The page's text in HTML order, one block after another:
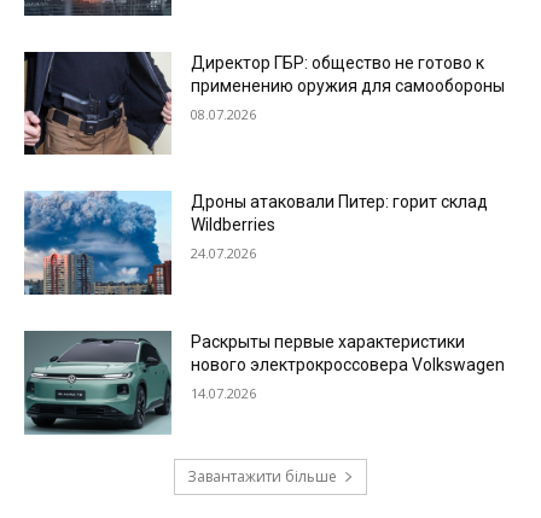
Директор ГБР: общество не готово к
применению оружия для самообороны
08.07.2026
Дроны атаковали Питер: горит склад
Wildberries
24.07.2026
Раскрыты первые характеристики
нового электрокроссовера Volkswagen
14.07.2026
Завантажити більше